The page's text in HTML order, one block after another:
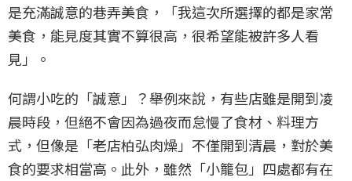
是充滿誠意的巷弄美食，「我這次所選擇的都是家常
美食，能見度其實不算很高，很希望能被許多人看
見」。
何謂小吃的「誠意」？舉例來說，有些店雖是開到凌
晨時段，但絕不會因為過夜而怠慢了食材、料理方
式，但像是「老店柏弘肉燥」不僅開到清晨，對於美
食的要求相當高。此外，雖然「小籠包」四處都有在